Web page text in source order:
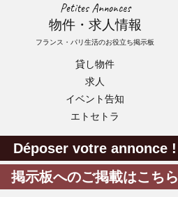
Petites Annonces
物件・求人情報
フランス・パリ生活のお役立ち掲示板
貸し物件
求人
イベント告知
エトセトラ
Déposer votre annonce !
掲示板へのご掲載はこちら